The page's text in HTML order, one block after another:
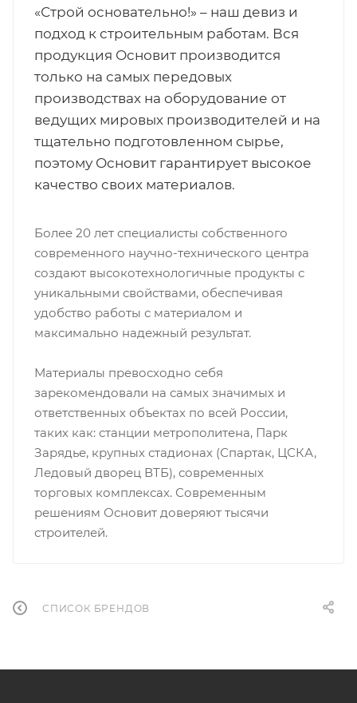
«Строй основательно!» – наш девиз и
подход к строительным работам. Вся
продукция Основит производится
только на самых передовых
производствах на оборудование от
ведущих мировых производителей и на
тщательно подготовленном сырье,
поэтому Основит гарантирует высокое
качество своих материалов.
Более 20 лет специалисты собственного
современного научно-технического центра
создают высокотехнологичные продукты с
уникальными свойствами, обеспечивая
удобство работы с материалом и
максимально надежный результат.
Материалы превосходно себя
зарекомендовали на самых значимых и
ответственных объектах по всей России,
таких как: станции метрополитена, Парк
Зарядье, крупных стадионах (Спартак, ЦСКА,
Ледовый дворец ВТБ), современных
торговых комплексах. Современным
решениям Основит доверяют тысячи
строителей.
СПИСОК БРЕНДОВ